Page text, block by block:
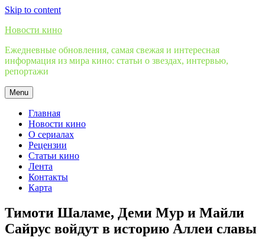
Skip to content
Новости кино
Ежедневные обновления, самая свежая и интересная
информация из мира кино: статьи о звездах, интервью,
репортажи
Menu
Главная
Новости кино
О сериалах
Рецензии
Статьи кино
Лента
Контакты
Карта
Тимоти Шаламе, Деми Мур и Майли
Сайрус войдут в историю Аллеи славы